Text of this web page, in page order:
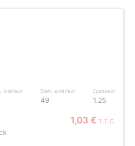
intérieur Diam. extérieur
49
Epaisseur
1.25
1,03 € T.T.C.